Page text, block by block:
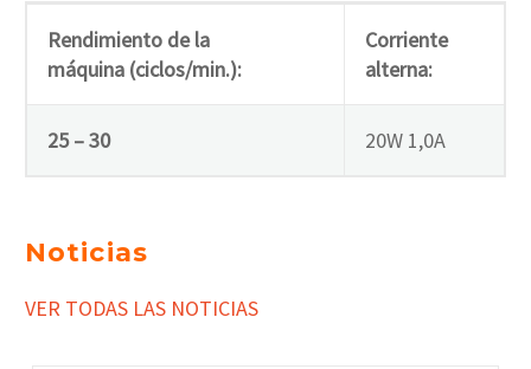
Rendimiento de la
máquina (ciclos/min.):
Corriente
alterna:
25 – 30 20W 1,0A
Noticias
VER TODAS LAS NOTICIAS